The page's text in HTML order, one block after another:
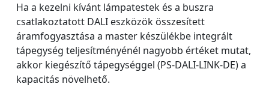
Ha a kezelni kívánt lámpatestek és a buszra
csatlakoztatott DALI eszközök összesített
áramfogyasztása a master készülékbe integrált
tápegység teljesítményénél nagyobb értéket mutat,
akkor kiegészítő tápegységgel (PS-DALI-LINK-DE) a
kapacitás növelhető.